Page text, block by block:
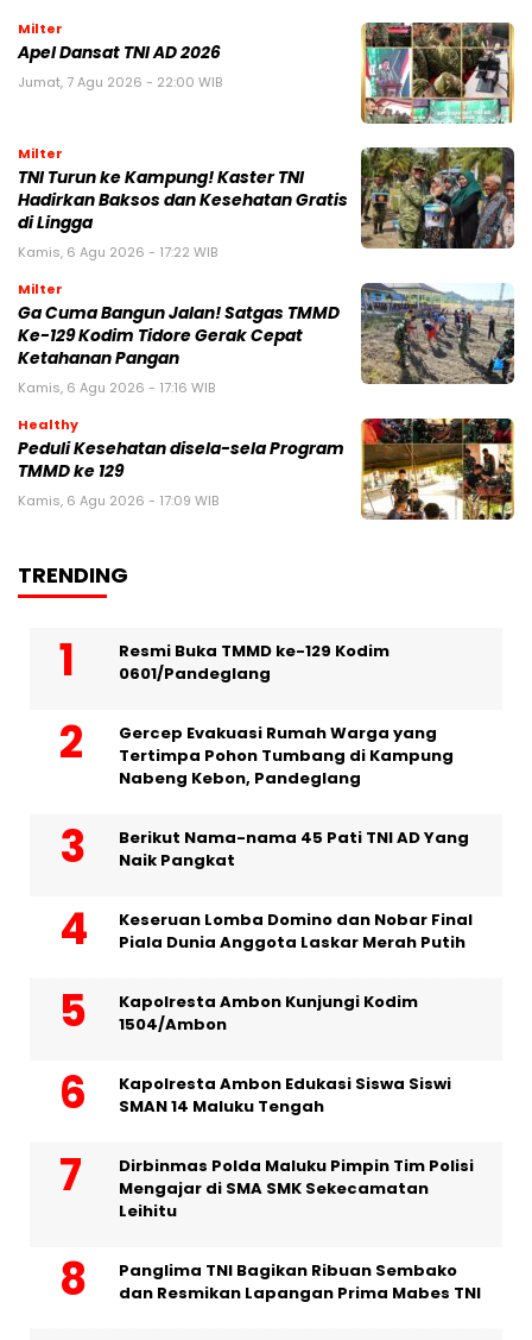
Milter
Apel Dansat TNI AD 2026
Jumat, 7 Agu 2026 - 22:00 WIB
Milter
TNI Turun ke Kampung! Kaster TNI
Hadirkan Baksos dan Kesehatan Gratis
di Lingga
Kamis, 6 Agu 2026 - 17:22 WIB
Milter
Ga Cuma Bangun Jalan! Satgas TMMD
Ke-129 Kodim Tidore Gerak Cepat
Ketahanan Pangan
Kamis, 6 Agu 2026 - 17:16 WIB
Healthy
Peduli Kesehatan disela-sela Program
TMMD ke 129
Kamis, 6 Agu 2026 - 17:09 WIB
TRENDING
Resmi Buka TMMD ke-129 Kodim
0601/Pandeglang
Gercep Evakuasi Rumah Warga yang
Tertimpa Pohon Tumbang di Kampung
Nabeng Kebon, Pandeglang
Berikut Nama-nama 45 Pati TNI AD Yang
Naik Pangkat
Keseruan Lomba Domino dan Nobar Final
Piala Dunia Anggota Laskar Merah Putih
Kapolresta Ambon Kunjungi Kodim
1504/Ambon
Kapolresta Ambon Edukasi Siswa Siswi
SMAN 14 Maluku Tengah
Dirbinmas Polda Maluku Pimpin Tim Polisi
Mengajar di SMA SMK Sekecamatan
Leihitu
Panglima TNI Bagikan Ribuan Sembako
dan Resmikan Lapangan Prima Mabes TNI